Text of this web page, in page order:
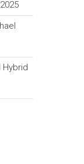
Hybrid